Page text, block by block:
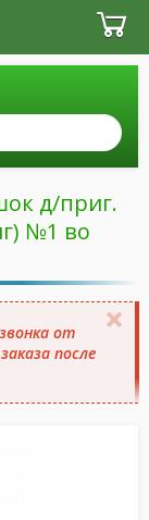
д/приг.
№1 во
от
после